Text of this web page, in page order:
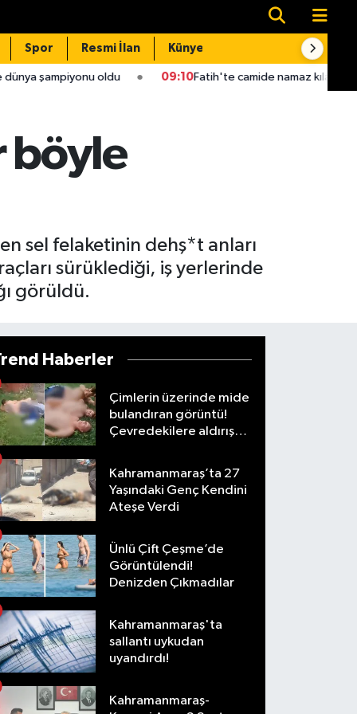
Spor Resmi İlan Künye
oldu 09:10Fatih'te camide namaz kılarken 450 bin lirası
böyle
sel felaketinin dehş*t anları
sürüklediği, iş yerlerinde
görüldü.
Haberler
Çimlerin üzerinde mide
bulandıran görüntü!
Çevredekilere aldırış
Kahramanmaraş’ta 27
Yaşındaki Genç Kendini
Ateşe Verdi
Ünlü Çift Çeşme’de
Görüntülendi!
Denizden Çıkmadılar
Kahramanmaraş'ta
sallantı uykudan
uyandırdı!
Kahramanmaraş-